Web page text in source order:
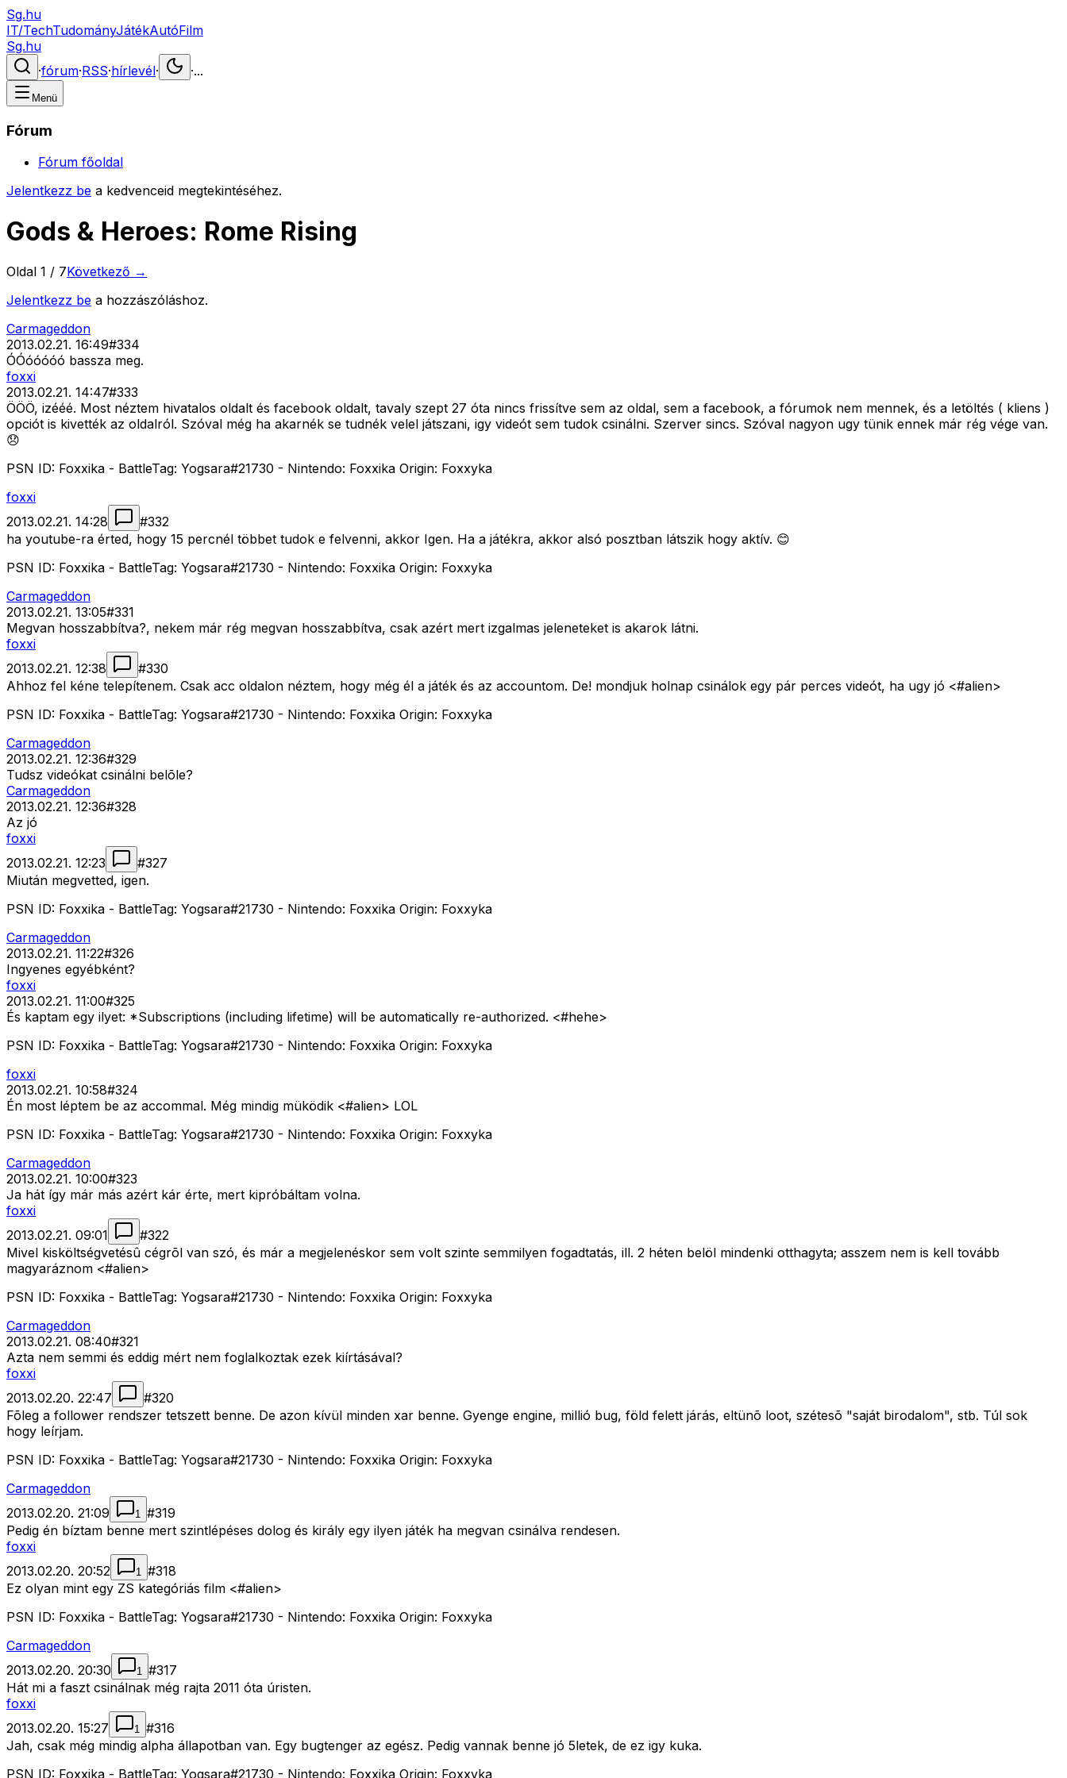
Sg.hu
IT/TechTudományJátékAutóFilm
Sg.hu
·fórum·RSS·hírlevél· ·...
Menü
Fórum
Fórum főoldal
Jelentkezz be a kedvenceid megtekintéséhez.
Gods & Heroes: Rome Rising
Oldal 1 / 7Következő →
Jelentkezz be a hozzászóláshoz.
Carmageddon
2013.02.21. 16:49#334
ÓÓóóóóó bassza meg.
foxxi
2013.02.21. 14:47#333
ÖÖÖ, izééé. Most néztem hivatalos oldalt és facebook oldalt, tavaly szept 27 óta nincs frissítve sem az oldal, sem a facebook, a fórumok nem mennek, és a letöltés ( kliens )
opciót is kivették az oldalról. Szóval még ha akarnék se tudnék velel játszani, igy videót sem tudok csinálni. Szerver sincs. Szóval nagyon ugy tünik ennek már rég vége van.
😞
PSN ID: Foxxika - BattleTag: Yogsara#21730 - Nintendo: Foxxika Origin: Foxxyka
foxxi
2013.02.21. 14:28
#332
ha youtube-ra érted, hogy 15 percnél többet tudok e felvenni, akkor Igen. Ha a játékra, akkor alsó posztban látszik hogy aktív. 😊
PSN ID: Foxxika - BattleTag: Yogsara#21730 - Nintendo: Foxxika Origin: Foxxyka
Carmageddon
2013.02.21. 13:05#331
Megvan hosszabbítva?, nekem már rég megvan hosszabbítva, csak azért mert izgalmas jeleneteket is akarok látni.
foxxi
2013.02.21. 12:38
#330
Ahhoz fel kéne telepítenem. Csak acc oldalon néztem, hogy még él a játék és az accountom. De! mondjuk holnap csinálok egy pár perces videót, ha ugy jó <#alien>
PSN ID: Foxxika - BattleTag: Yogsara#21730 - Nintendo: Foxxika Origin: Foxxyka
Carmageddon
2013.02.21. 12:36#329
Tudsz videókat csinálni belõle?
Carmageddon
2013.02.21. 12:36#328
Az jó
foxxi
2013.02.21. 12:23
#327
Miután megvetted, igen.
PSN ID: Foxxika - BattleTag: Yogsara#21730 - Nintendo: Foxxika Origin: Foxxyka
Carmageddon
2013.02.21. 11:22#326
Ingyenes egyébként?
foxxi
2013.02.21. 11:00#325
És kaptam egy ilyet: *Subscriptions (including lifetime) will be automatically re-authorized. <#hehe>
PSN ID: Foxxika - BattleTag: Yogsara#21730 - Nintendo: Foxxika Origin: Foxxyka
foxxi
2013.02.21. 10:58#324
Én most léptem be az accommal. Még mindig müködik <#alien> LOL
PSN ID: Foxxika - BattleTag: Yogsara#21730 - Nintendo: Foxxika Origin: Foxxyka
Carmageddon
2013.02.21. 10:00#323
Ja hát így már más azért kár érte, mert kipróbáltam volna.
foxxi
2013.02.21. 09:01
#322
Mivel kisköltségvetésû cégrõl van szó, és már a megjelenéskor sem volt szinte semmilyen fogadtatás, ill. 2 héten belöl mindenki otthagyta; asszem nem is kell tovább
magyaráznom <#alien>
PSN ID: Foxxika - BattleTag: Yogsara#21730 - Nintendo: Foxxika Origin: Foxxyka
Carmageddon
2013.02.21. 08:40#321
Azta nem semmi és eddig mért nem foglalkoztak ezek kiírtásával?
foxxi
2013.02.20. 22:47
#320
Fõleg a follower rendszer tetszett benne. De azon kívül minden xar benne. Gyenge engine, millió bug, föld felett járás, eltünõ loot, szétesõ "saját birodalom", stb. Túl sok
hogy leírjam.
PSN ID: Foxxika - BattleTag: Yogsara#21730 - Nintendo: Foxxika Origin: Foxxyka
Carmageddon
2013.02.20. 21:09
1 #319
Pedig én bíztam benne mert szintlépéses dolog és király egy ilyen játék ha megvan csinálva rendesen.
foxxi
2013.02.20. 20:52
1 #318
Ez olyan mint egy ZS kategóriás film <#alien>
PSN ID: Foxxika - BattleTag: Yogsara#21730 - Nintendo: Foxxika Origin: Foxxyka
Carmageddon
2013.02.20. 20:30
1 #317
Hát mi a faszt csinálnak még rajta 2011 óta úristen.
foxxi
2013.02.20. 15:27
1 #316
Jah, csak még mindig alpha állapotban van. Egy bugtenger az egész. Pedig vannak benne jó 5letek, de ez igy kuka.
PSN ID: Foxxika - BattleTag: Yogsara#21730 - Nintendo: Foxxika Origin: Foxxyka